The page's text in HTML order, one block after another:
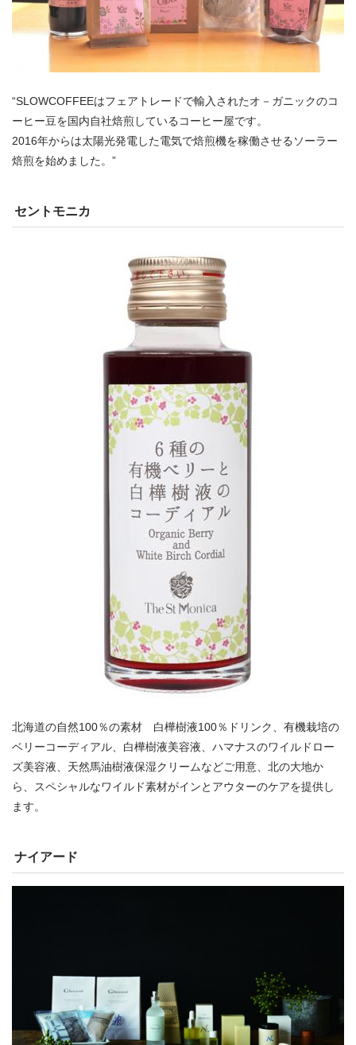
“SLOWCOFFEEはフェアトレードで輸入されたオ－ガニックのコ
ーヒー豆を国内自社焙煎しているコーヒー屋です。
2016年からは太陽光発電した電気で焙煎機を稼働させるソーラー
焙煎を始めました。”
セントモニカ
北海道の自然100％の素材 白樺樹液100％ドリンク、有機栽培の
ベリーコーディアル、白樺樹液美容液、ハマナスのワイルドロー
ズ美容液、天然馬油樹液保湿クリームなどご用意、北の大地か
ら、スペシャルなワイルド素材がインとアウターのケアを提供し
ます。
ナイアード